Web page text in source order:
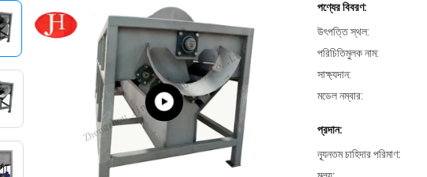
পণ্যের বিবরণ:
উৎপত্তি স্থল:
পরিচিতিমুলক নাম:
সাক্ষ্যদান:
মডেল নম্বার:
প্রদান:
ন্যূনতম চাহিদার পরিমাণ: